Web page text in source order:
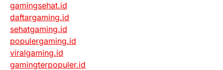
gamingsehat.id
daftargaming.id
sehatgaming.id
populergaming.id
viralgaming.id
gamingterpopuler.id